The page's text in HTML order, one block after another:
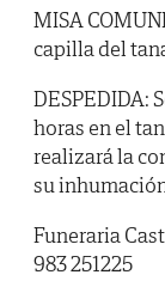
MISA
capilla del
DESPEDIDA:
horas en el
realizará la
su
Funeraria
983 251225